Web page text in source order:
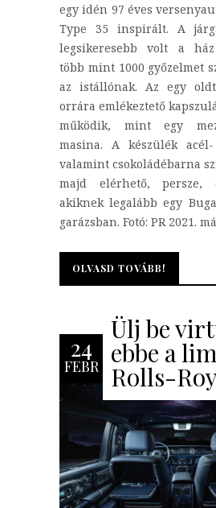
egy idén 97 éves
Type 35 inspirált. A
legsikeresebb volt a
több mint 1000 győzelmet
az istállónak. Az egy
orrára emlékeztető
működik, mint egy
masina. A készülék
valamint csokoládébarna
majd elérhető, persze,
akiknek legalább egy
garázsban. Fotó: PR 2021.
OLVASD TOVÁBB!
OLVASD TOVÁBB!
24
FEBR
Ülj be
ebbe a
Rolls-